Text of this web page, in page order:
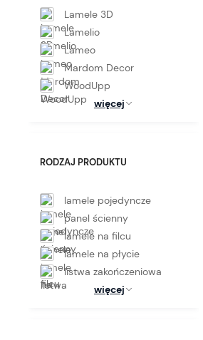
Lamele 3D
Lamelio
Lameo
Mardom Decor
WoodUpp
więcej
RODZAJ PRODUKTU
lamele pojedyncze
panel ścienny
lamele na filcu
lamele na płycie
listwa zakończeniowa
więcej